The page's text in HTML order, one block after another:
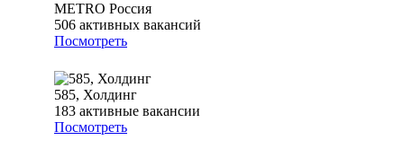
METRO Россия
506 активных вакансий
Посмотреть
585, Холдинг
183 активные вакансии
Посмотреть